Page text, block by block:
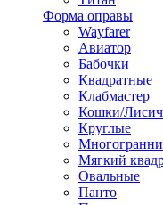
Форма оправы
Wayfarer
Авиатор
Бабочки
Квадратные
Клабмастер
Кошки/
Круглые
Мягкий
Овальные
Панто